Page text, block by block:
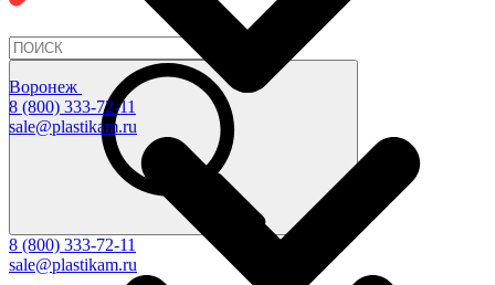
8 (800) 333-72-11
sale@plastikam.ru
Воронеж
8 (800) 333-72-11
sale@plastikam.ru